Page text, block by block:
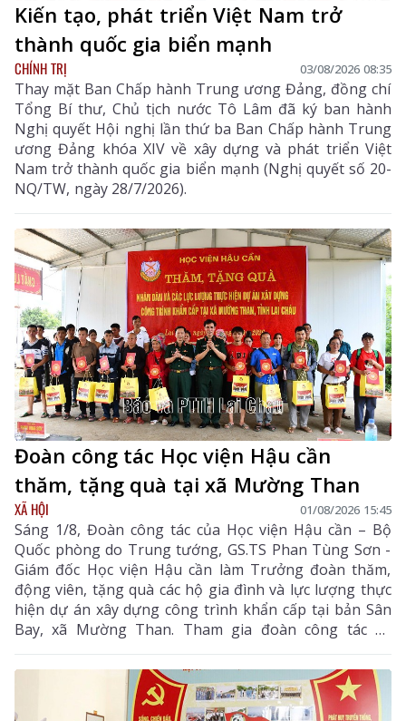
Kiến tạo, phát triển Việt Nam trở
thành quốc gia biển mạnh
CHÍNH TRỊ 03/08/2026 08:35
Thay mặt Ban Chấp hành Trung ương Đảng, đồng chí
Tổng Bí thư, Chủ tịch nước Tô Lâm đã ký ban hành
Nghị quyết Hội nghị lần thứ ba Ban Chấp hành Trung
ương Đảng khóa XIV về xây dựng và phát triển Việt
Nam trở thành quốc gia biển mạnh (Nghị quyết số 20-
NQ/TW, ngày 28/7/2026).
Đoàn công tác Học viện Hậu cần
thăm, tặng quà tại xã Mường Than
XÃ HỘI 01/08/2026 15:45
Sáng 1/8, Đoàn công tác của Học viện Hậu cần – Bộ
Quốc phòng do Trung tướng, GS.TS Phan Tùng Sơn -
Giám đốc Học viện Hậu cần làm Trưởng đoàn thăm,
động viên, tặng quà các hộ gia đình và lực lượng thực
hiện dự án xây dựng công trình khẩn cấp tại bản Sân
Bay, xã Mường Than. Tham gia đoàn công tác có
Thiếu tướng Nguyễn Quang Dũng - Phó Giám đốc Học
viện Hậu Cần, Đại tá Phạm Văn Thành - Phó Chủ
nhiệm Hậu cần - Kỹ thuật Quân khu 2 cùng lãnh đạo,
cán bộ Học viện Hậu cần.